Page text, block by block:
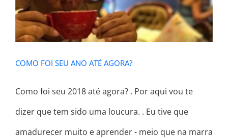
COMO FOI SEU ANO ATÉ AGORA?
Como foi seu 2018 até agora? . Por aqui vou te
dizer que tem sido uma loucura. . Eu tive que
amadurecer muito e aprender - meio que na marra